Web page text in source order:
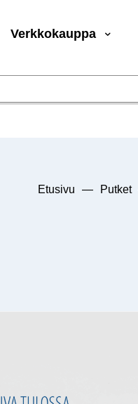
Verkkokauppa
Etusivu — Putket